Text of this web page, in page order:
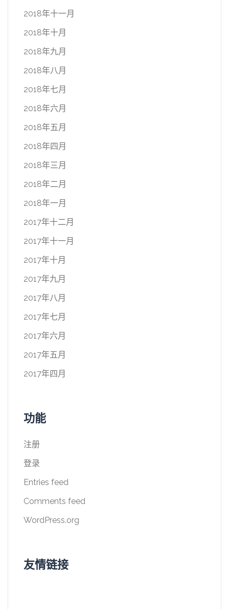
2018年十一月
2018年十月
2018年九月
2018年八月
2018年七月
2018年六月
2018年五月
2018年四月
2018年三月
2018年二月
2018年一月
2017年十二月
2017年十一月
2017年十月
2017年九月
2017年八月
2017年七月
2017年六月
2017年五月
2017年四月
功能
注册
登录
Entries feed
Comments feed
WordPress.org
友情链接